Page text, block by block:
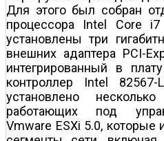
Для этого был собран
процессора Intel Core
установлены три
внешних адаптера PCI-
интегрированный в
контроллер Intel
установлено
работающих под
Vmware ESXi 5.0, которые